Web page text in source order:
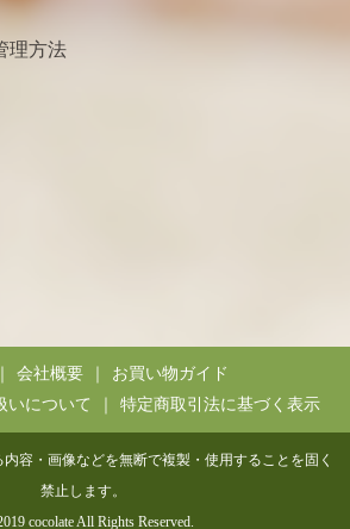
理方法
会社概要
お買い物ガイド
いについて
特定商取引法に基づく表示
容・画像などを無断で複製・使用することを固く
禁止します。
cocolate All Rights Reserved.